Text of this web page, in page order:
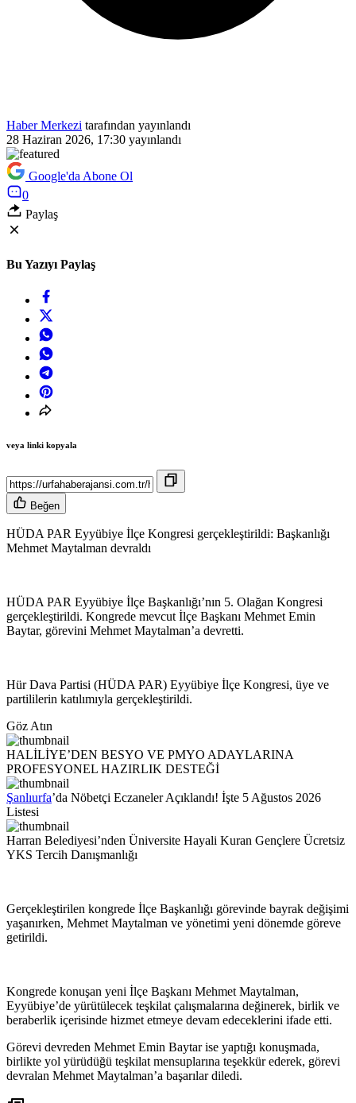
Haber Merkezi tarafından yayınlandı
28 Haziran 2026, 17:30 yayınlandı
Google'da Abone Ol
0
Paylaş
Bu Yazıyı Paylaş
veya linki kopyala
Beğen
HÜDA PAR Eyyübiye İlçe Kongresi gerçekleştirildi: Başkanlığı
Mehmet Maytalman devraldı
HÜDA PAR Eyyübiye İlçe Başkanlığı’nın 5. Olağan Kongresi
gerçekleştirildi. Kongrede mevcut İlçe Başkanı Mehmet Emin
Baytar, görevini Mehmet Maytalman’a devretti.
Hür Dava Partisi (HÜDA PAR) Eyyübiye İlçe Kongresi, üye ve
partililerin katılımıyla gerçekleştirildi.
Göz Atın
HALİLİYE’DEN BESYO VE PMYO ADAYLARINA
PROFESYONEL HAZIRLIK DESTEĞİ
Şanlıurfa’da Nöbetçi Eczaneler Açıklandı! İşte 5 Ağustos 2026
Listesi
Harran Belediyesi’nden Üniversite Hayali Kuran Gençlere Ücretsiz
YKS Tercih Danışmanlığı
Gerçekleştirilen kongrede İlçe Başkanlığı görevinde bayrak değişimi
yaşanırken, Mehmet Maytalman ve yönetimi yeni dönemde göreve
getirildi.
Kongrede konuşan yeni İlçe Başkanı Mehmet Maytalman,
Eyyübiye’de yürütülecek teşkilat çalışmalarına değinerek, birlik ve
beraberlik içerisinde hizmet etmeye devam edeceklerini ifade etti.
Görevi devreden Mehmet Emin Baytar ise yaptığı konuşmada,
birlikte yol yürüdüğü teşkilat mensuplarına teşekkür ederek, görevi
devralan Mehmet Maytalman’a başarılar diledi.